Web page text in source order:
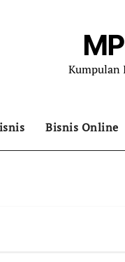
Kumpulan
Bisnis Online